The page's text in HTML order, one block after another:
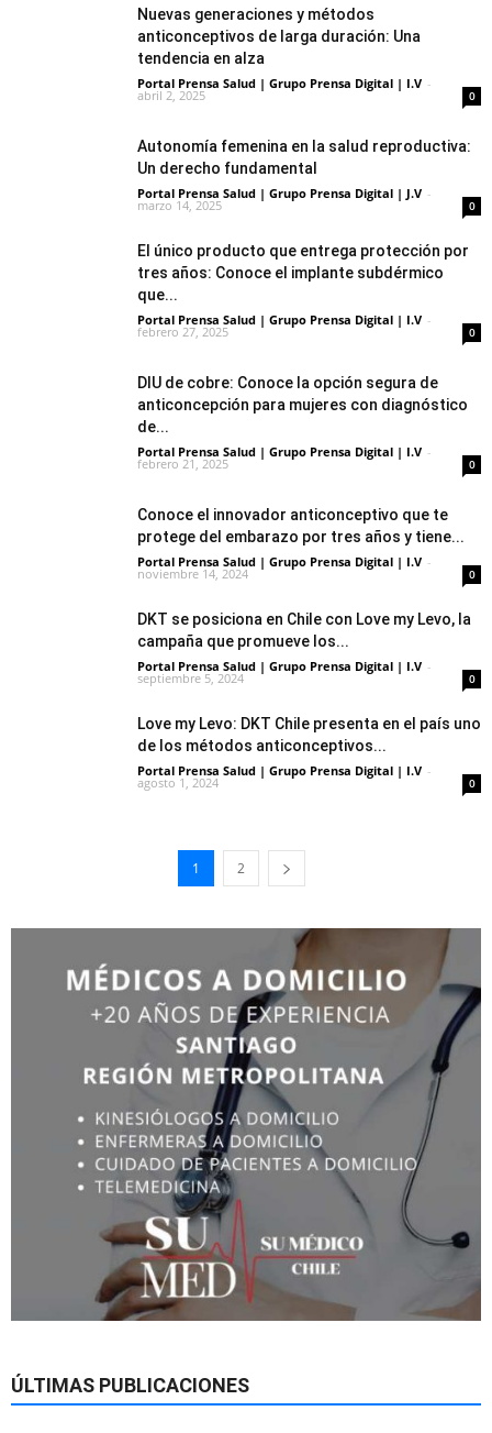
Nuevas generaciones y métodos
anticonceptivos de larga duración: Una
tendencia en alza
Portal Prensa Salud | Grupo Prensa Digital | I.V -
abril 2, 2025 0
Autonomía femenina en la salud reproductiva:
Un derecho fundamental
Portal Prensa Salud | Grupo Prensa Digital | J.V -
marzo 14, 2025 0
El único producto que entrega protección por
tres años: Conoce el implante subdérmico
que...
Portal Prensa Salud | Grupo Prensa Digital | I.V -
febrero 27, 2025 0
DIU de cobre: Conoce la opción segura de
anticoncepción para mujeres con diagnóstico
de...
Portal Prensa Salud | Grupo Prensa Digital | I.V -
febrero 21, 2025 0
Conoce el innovador anticonceptivo que te
protege del embarazo por tres años y tiene...
Portal Prensa Salud | Grupo Prensa Digital | I.V -
noviembre 14, 2024 0
DKT se posiciona en Chile con Love my Levo, la
campaña que promueve los...
Portal Prensa Salud | Grupo Prensa Digital | I.V -
septiembre 5, 2024 0
Love my Levo: DKT Chile presenta en el país uno
de los métodos anticonceptivos...
Portal Prensa Salud | Grupo Prensa Digital | I.V -
agosto 1, 2024 0
1 2
ÚLTIMAS PUBLICACIONES